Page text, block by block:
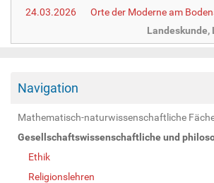
24.03.2026
Orte der Moderne am
Landeskunde,
Navigation
Mathematisch-naturwissenschaftliche
Gesellschaftswissenschaftliche und
Ethik
Religionslehren